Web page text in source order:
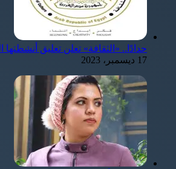
حدادًا.. «الثقافة» تعلن تعليق أنشطتها الفنية
17 ديسمبر، 2023